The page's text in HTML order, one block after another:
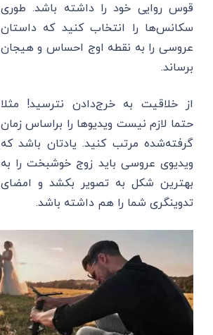
قوس روایی خود را داشته باشد. طوری
سکانس‌ها را انتخاب کنید که داستان
عروسی را به نقطه اوج احساس و هیجان
برساند.
از خلاقیت به خرج‌دادن نترسید! مثلا
حتما لازم نیست ویدیوها را براساس زمان
گرفته‌شده مرتب کنید. یادتان باشد که
ویدیوی عروسی باید زوج خوشبخت را به
بهترین شکل به تصویر بکشد و امضای
تدوینگری شما را هم داشته باشد.